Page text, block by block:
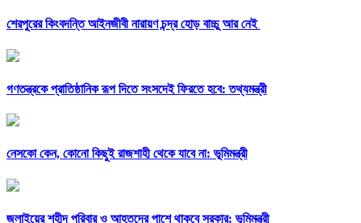
শেরপুরের কিংবদন্তি আইনজীবী নারায়ণ চন্দ্র হোড় বাচ্চু আর নেই
গণতন্ত্রকে প্রাতিষ্ঠানিক রূপ দিতে সংসদেই ফিরতে হবে: তথ্যমন্ত্রী
নেসকো কেন, কোনো কিছুই রাজশাহী থেকে যাবে না: ভূমিমন্ত্রী
জুলাইয়ের শহীদ পরিবার ও আহতদের পাশে থাকবে সরকার: ভূমিমন্ত্রী